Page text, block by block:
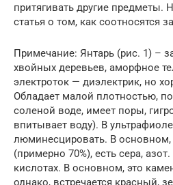
притягивать другие предметы.
статья о том, как соотносятся
Примечание: Янтарь (рис. 1) –
хвойных деревьев, аморфное
электроток — диэлектрик, но
Обладает малой плотностью,
соленой воде, имеет поры,
впитывает воду). В
люминесцировать. В основном,
(примерно 70%), есть сера,
кислотах. В основном, это
однако, встречается красный,